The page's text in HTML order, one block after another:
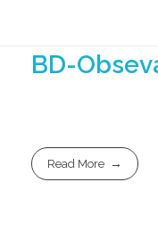
BD-
Read More